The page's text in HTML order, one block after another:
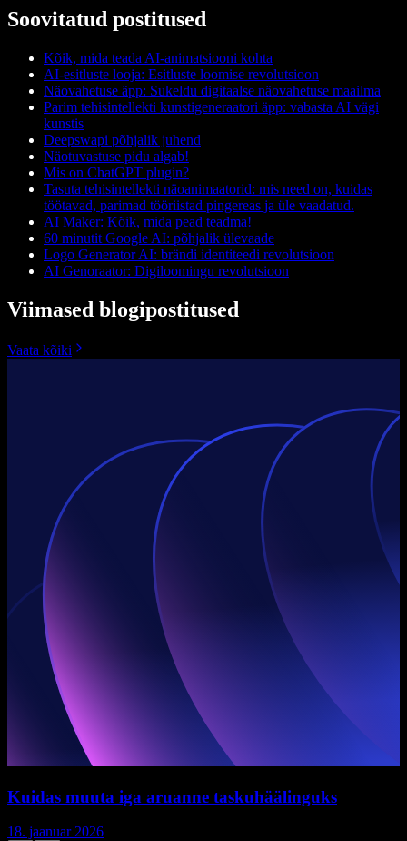
Soovitatud postitused
Kõik, mida teada AI-animatsiooni kohta
AI-esitluste looja: Esitluste loomise revolutsioon
Näovahetuse äpp: Sukeldu digitaalse näovahetuse maailma
Parim tehisintellekti kunstigeneraatori äpp: vabasta AI vägi
kunstis
Deepswapi põhjalik juhend
Näotuvastuse pidu algab!
Mis on ChatGPT plugin?
Tasuta tehisintellekti näoanimaatorid: mis need on, kuidas
töötavad, parimad tööriistad pingereas ja üle vaadatud.
AI Maker: Kõik, mida pead teadma!
60 minutit Google AI: põhjalik ülevaade
Logo Generator AI: brändi identiteedi revolutsioon
AI Genoraator: Digiloomingu revolutsioon
Viimased blogipostitused
Vaata kõiki
Kuidas muuta iga aruanne taskuhäälinguks
18. jaanuar 2026